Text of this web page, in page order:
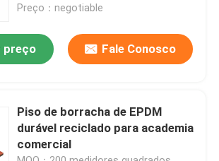
desportiva
de parque infantil
Preço：negotiable
preço Fale Conosco
Piso de borracha de EPDM
durável reciclado para academia
comercial